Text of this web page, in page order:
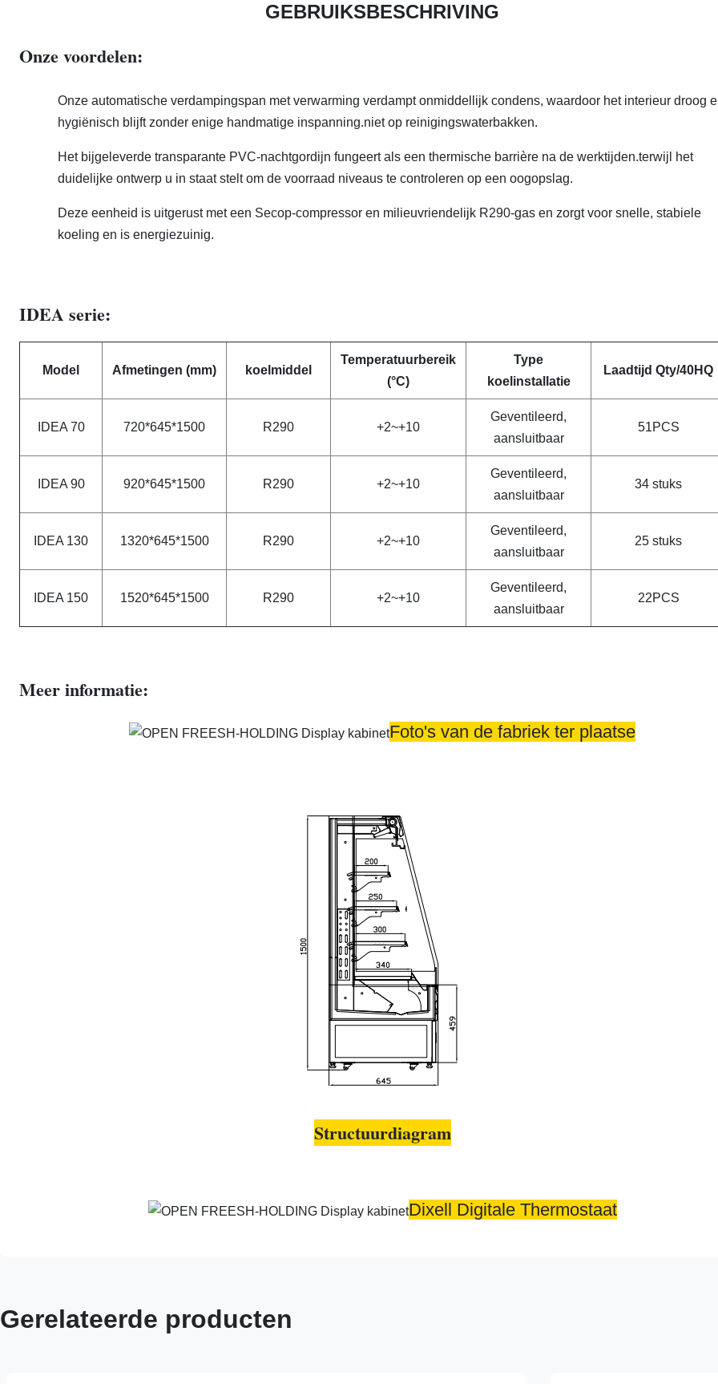
GEBRUIKSBESCHRIVING
Onze voordelen:
Onze automatische verdampingspan met verwarming verdampt onmiddellijk condens, waardoor het interieur droog
hygiënisch blijft zonder enige handmatige inspanning.niet op reinigingswaterbakken.
Het bijgeleverde transparante PVC-nachtgordijn fungeert als een thermische barrière na de werktijden.terwijl het
duidelijke ontwerp u in staat stelt om de voorraad niveaus te controleren op een oogopslag.
Deze eenheid is uitgerust met een Secop-compressor en milieuvriendelijk R290-gas en zorgt voor snelle, stabiele
koeling en is energiezuinig.
IDEA serie:
Model Afmetingen (mm) koelmiddel
Temperatuurbereik
(°C)
Type
koelinstallatie
Laadtijd Qty/40HQ
IDEA 70 720*645*1500 R290 +2~+10
Geventileerd,
aansluitbaar
51PCS
IDEA 90 920*645*1500 R290 +2~+10
Geventileerd,
aansluitbaar
34 stuks
IDEA 130 1320*645*1500 R290 +2~+10
Geventileerd,
aansluitbaar
25 stuks
IDEA 150 1520*645*1500 R290 +2~+10
Geventileerd,
aansluitbaar
22PCS
Meer informatie:
Foto's van de fabriek ter plaatse
Structuurdiagram
Dixell Digitale Thermostaat
Gerelateerde producten